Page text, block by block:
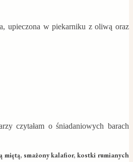
upieczona w piekarniku z oliwą oraz
czytałam o śniadaniowych barach
smażony kalafior, kostki rumianych